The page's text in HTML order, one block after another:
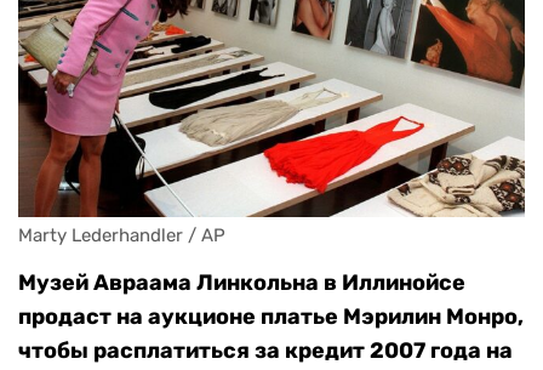
Marty Lederhandler / AP
Музей Авраама Линкольна в Иллинойсе
продаст на аукционе платье Мэрилин Монро,
чтобы расплатиться за кредит 2007 года на